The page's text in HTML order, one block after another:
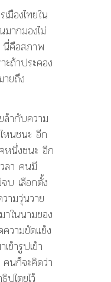
มืองไทยใน
ากมองไม่
นี่คือสภาพ
ะถ้าประคอง
ายถึง
ล้ากับความ
หนชนะ อีก
หนึ่งชนะ อีก
ลา คนมี
จบ เลือกตั้ง
ามวุ่นวาย
ในนามของ
วามขัดแย้ง
ข้ารูปเข้า
นก็จะคิดว่า
ปไตยไว้